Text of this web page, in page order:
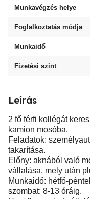
Munkavégzés helye
Foglalkoztatás módja
Munkaidő
Fizetési szint
Leírás
2 fő férfi kollégát
kamion mosóba.
Feladatok:
takarítása.
Előny: aknából való
vállalása, mely után
Munkaidő: hétfő-
szombat: 8-13 óráig.